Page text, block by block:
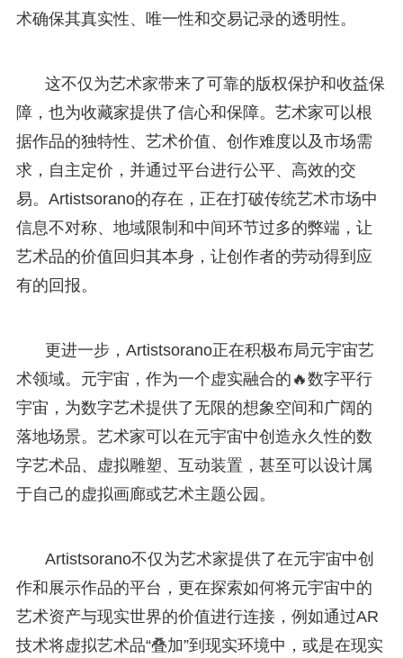
术确保其真实性、唯一性和交易记录的透明性。
这不仅为艺术家带来了可靠的版权保护和收益保
障，也为收藏家提供了信心和保障。艺术家可以根
据作品的独特性、艺术价值、创作难度以及市场需
求，自主定价，并通过平台进行公平、高效的交
易。Artistsorano的存在，正在打破传统艺术市场中
信息不对称、地域限制和中间环节过多的弊端，让
艺术品的价值回归其本身，让创作者的劳动得到应
有的回报。
更进一步，Artistsorano正在积极布局元宇宙艺
术领域。元宇宙，作为一个虚实融合的🔥数字平行
宇宙，为数字艺术提供了无限的想象空间和广阔的
落地场景。艺术家可以在元宇宙中创造永久性的数
字艺术品、虚拟雕塑、互动装置，甚至可以设计属
于自己的虚拟画廊或艺术主题公园。
Artistsorano不仅为艺术家提供了在元宇宙中创
作和展示作品的平台，更在探索如何将元宇宙中的
艺术资产与现实世界的价值进行连接，例如通过AR
技术将虚拟艺术品“叠加”到现实环境中，或是在现实